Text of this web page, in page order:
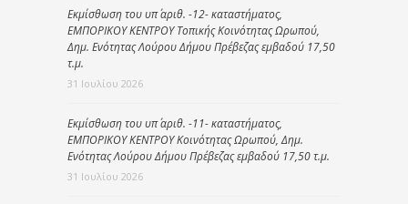
Εκμίσθωση του υπ΄ αριθ. -12- καταστήματος,
ΕΜΠΟΡΙΚΟΥ ΚΕΝΤΡΟΥ Τοπικής Κοινότητας Ωρωπού,
Δημ. Ενότητας Λούρου Δήμου Πρέβεζας εμβαδού 17,50
τ.μ.
31 Ιουλίου 2026
Εκμίσθωση του υπ΄ αριθ. -11- καταστήματος,
ΕΜΠΟΡΙΚΟΥ ΚΕΝΤΡΟΥ Κοινότητας Ωρωπού, Δημ.
Ενότητας Λούρου Δήμου Πρέβεζας εμβαδού 17,50 τ.μ.
31 Ιουλίου 2026